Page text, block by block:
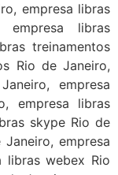
empresa libras
empresa libras
treinamentos
Rio de Janeiro,
empresa
empresa libras
skype Rio de
empresa
libras webex Rio